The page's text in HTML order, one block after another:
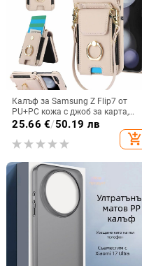
Калъф за Samsung Z Flip7 от
PU+PC кожа с джоб за карта,
пръстен за държане, еластичен
държач за карти и кръстосана
презрамка
25.66 €/50.19 лв
add_shopping_cart